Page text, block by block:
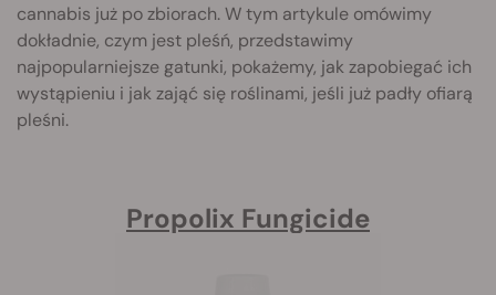
cannabis już po zbiorach. W tym artykule omówimy
dokładnie, czym jest pleśń, przedstawimy
najpopularniejsze gatunki, pokażemy, jak zapobiegać ich
wystąpieniu i jak zająć się roślinami, jeśli już padły ofiarą
pleśni.
Propolix Fungicide